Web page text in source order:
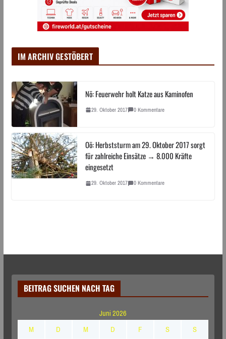
IM ARCHIV GESTÖBERT
Nö: Feuerwehr holt Katze aus Kaminofen
29. Oktober 2017 0 Kommentare
Oö: Herbststurm am 29. Oktober 2017 sorgt
für zahlreiche Einsätze → 8.000 Kräfte
eingesetzt
29. Oktober 2017 0 Kommentare
BEITRAG SUCHEN NACH TAG
Juni 2026
M
D M D F S
S